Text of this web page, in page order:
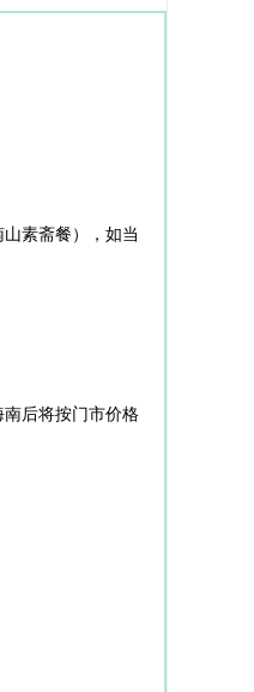
素斋餐），如当
后将按门市价格